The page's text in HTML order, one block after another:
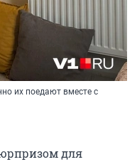
их поедают вместе с
для